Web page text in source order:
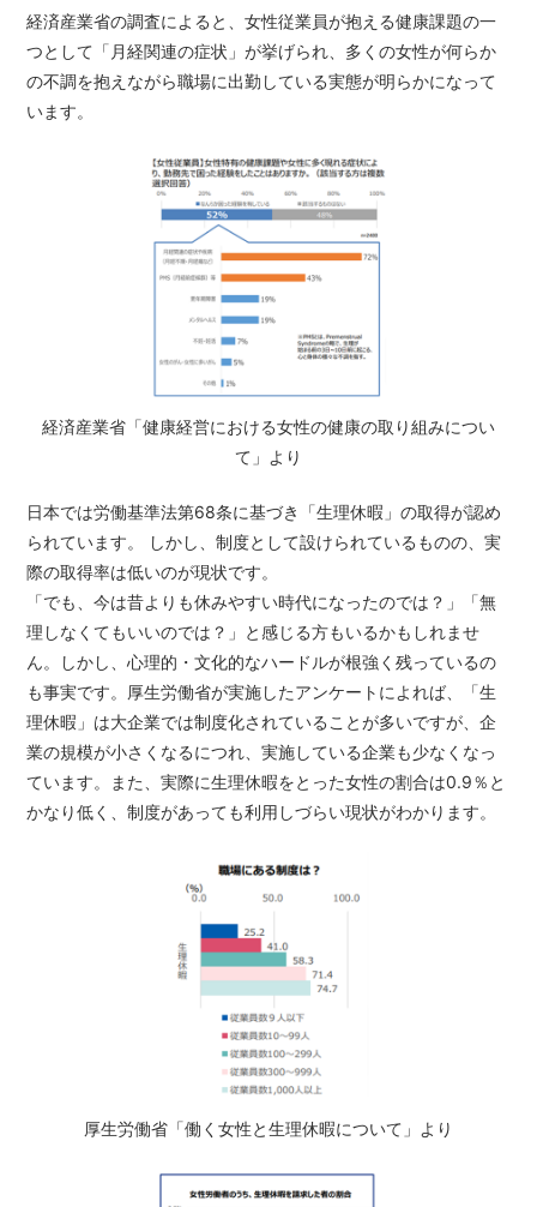
経済産業省の調査によると、女性従業員が抱える健康課題の一
つとして「月経関連の症状」が挙げられ、多くの女性が何らか
の不調を抱えながら職場に出勤している実態が明らかになって
います。
経済産業省「健康経営における女性の健康の取り組みについ
て」より
日本では労働基準法第68条に基づき「生理休暇」の取得が認め
られています。 しかし、制度として設けられているものの、実
際の取得率は低いのが現状です。
「でも、今は昔よりも休みやすい時代になったのでは？」「無
理しなくてもいいのでは？」と感じる方もいるかもしれませ
ん。しかし、心理的・文化的なハードルが根強く残っているの
も事実です。厚生労働省が実施したアンケートによれば、「生
理休暇」は大企業では制度化されていることが多いですが、企
業の規模が小さくなるにつれ、実施している企業も少なくなっ
ています。また、実際に生理休暇をとった女性の割合は0.9％と
かなり低く、制度があっても利用しづらい現状がわかります。
厚生労働省「働く女性と生理休暇について」より